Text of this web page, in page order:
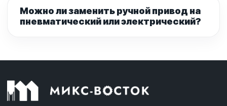
Можно ли заменить ручной привод на
пневматический или электрический?